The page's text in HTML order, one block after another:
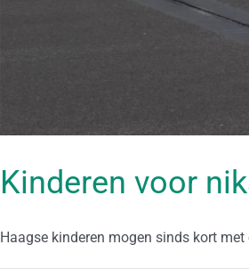
Kinderen voor
Haagse kinderen mogen sinds kort